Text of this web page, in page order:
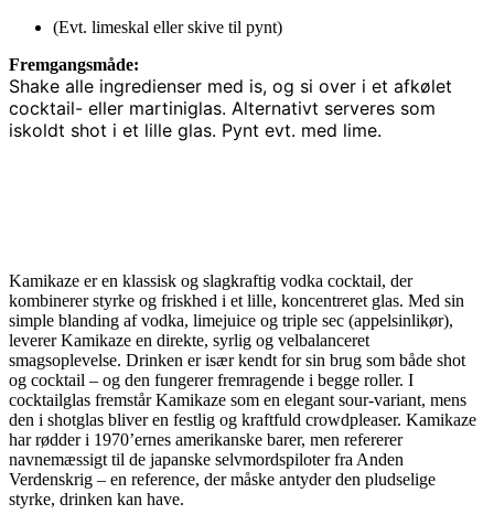
(Evt. limeskal eller skive til pynt)
Fremgangsmåde:
Shake alle ingredienser med is, og si over i et afkølet
cocktail- eller martiniglas. Alternativt serveres som
iskoldt shot i et lille glas. Pynt evt. med lime.
Kamikaze er en klassisk og slagkraftig vodka cocktail, der
kombinerer styrke og friskhed i et lille, koncentreret glas. Med sin
simple blanding af vodka, limejuice og triple sec (appelsinlikør),
leverer Kamikaze en direkte, syrlig og velbalanceret
smagsoplevelse. Drinken er især kendt for sin brug som både shot
og cocktail – og den fungerer fremragende i begge roller. I
cocktailglas fremstår Kamikaze som en elegant sour-variant, mens
den i shotglas bliver en festlig og kraftfuld crowdpleaser. Kamikaze
har rødder i 1970’ernes amerikanske barer, men refererer
navnemæssigt til de japanske selvmordspiloter fra Anden
Verdenskrig – en reference, der måske antyder den pludselige
styrke, drinken kan have.